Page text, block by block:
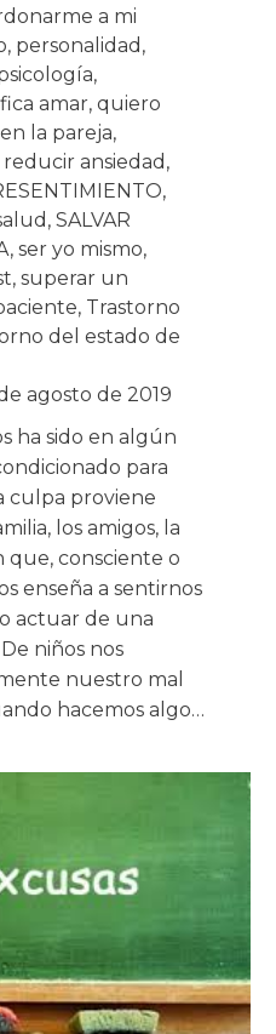
a mi
, personalidad ,
,
amar, quiero
la pareja,
reducir ansiedad ,
,
, SALVAR
, ser yo mismo,
, superar un
, Trastorno
del estado de
agosto de 2019
ha sido en algún
para
culpa proviene
los amigos, la
que, consciente o
enseña a sentirnos
actuar de una
niños nos
nuestro mal
hacemos algo…